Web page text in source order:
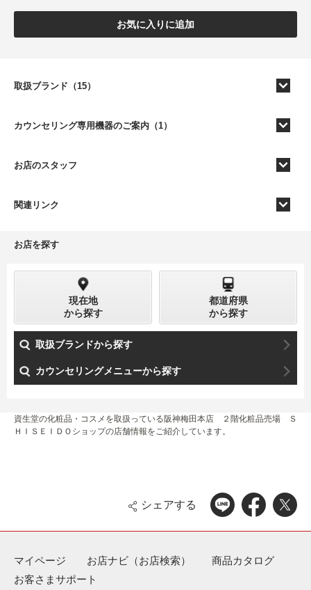
お気に入りに追加
取扱ブランド（15）
カウンセリング専用機器のご案内（1）
お店のスタッフ
関連リンク
お店を探す
現在地
から探す
都道府県
から探す
取扱ブランドから探す
カウンセリングメニューから探す
資生堂の化粧品・コスメを取扱っている阪神梅田本店 ２階化粧品売場 Ｓ
ＨＩＳＥＩＤＯショップの店舗情報をご紹介しています。
シェアする
マイページ お店ナビ（お店検索）
商品カタログ
お客さまサポート